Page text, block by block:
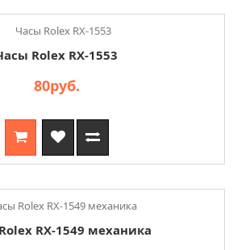
Rolex RX-1553
80руб.
RX-1549 механика